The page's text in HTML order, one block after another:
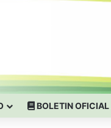
BOLETIN OFICIAL